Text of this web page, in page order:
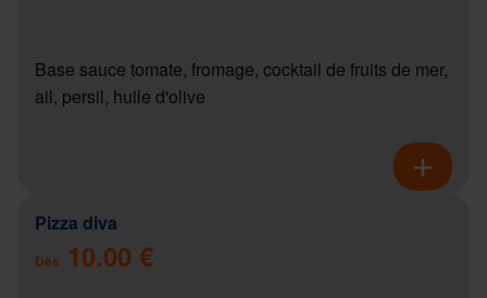
Base sauce tomate, fromage, cocktail de fruits de mer,
ail, persil, huile d'olive
Pizza diva
Dès 10.00 €